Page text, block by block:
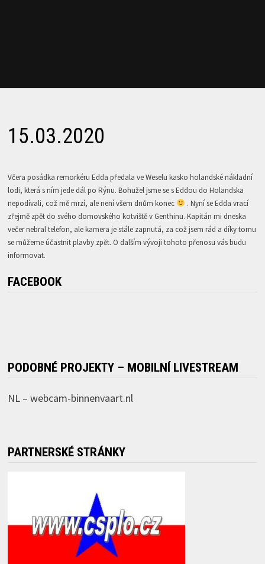
15.03.2020
Včera posádka remorkéru Edda předala ve Weselu kasko holandské nákladní
lodi, která s ním jede dál po Rýnu. Bohužel jsme se s Eddou do Holandska
nepodívali, což mě mrzí, ale není všem dnům konec
. Nyní se Edda vrací
zřejmě zpět do svého domovského kotviště v Genthinu. Kapitán mi dneska
večer nebral telefon, ale kamera je stále zapnutá, za což jsem rád a díky tomu
se můžeme účastnit plavby zpět. O dalším vývoji tohoto přenosu vás budu
informovat.
FACEBOOK
PODOBNÉ PROJEKTY – MOBILNÍ LIVESTREAM
NL – webcam-binnenvaart.nl
PARTNERSKÉ STRÁNKY